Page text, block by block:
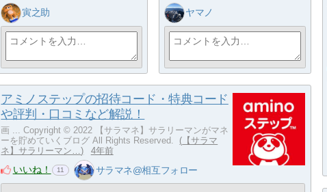
寅之助 ヤマノ
アミノステップの招待コード・特典コード
や評判・口コミなど解説！
画 ... Copyright © 2022 【サラマネ】サラリーマンがマネ
ーを貯めていくブログ All Rights Reserved.
【サラマ
ネ】サラリーマン…
4年前
いいね！ 11 サラマネ@相互フォロー